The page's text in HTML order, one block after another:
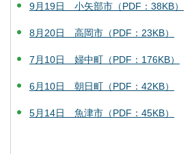
9月19日 小矢部市（PDF：38KB）
8月20日 高岡市（PDF：23KB）
7月10日 婦中町（PDF：176KB）
6月10日 朝日町（PDF：42KB）
5月14日 魚津市（PDF：45KB）